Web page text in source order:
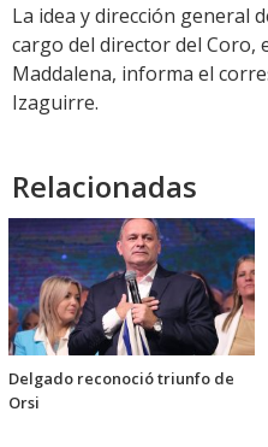
La idea y dirección general
cargo del director del Coro,
Maddalena, informa el
Izaguirre.
Relacionadas
Delgado reconoció triunfo de
Orsi